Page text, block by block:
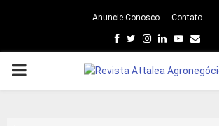
Anuncie Conosco Contato
Facebook
TwitterInstagram
LinkedinYoutube
Email
PRIMARY